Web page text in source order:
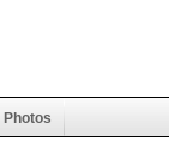
Photos